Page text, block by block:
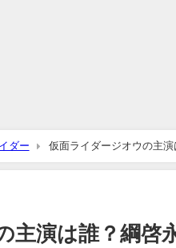
ダー 仮面ライダージオウの主
主演は誰？綱啓